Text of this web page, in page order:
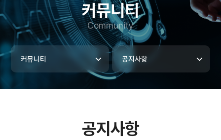
커뮤니티
Community
커뮤니티 공지사항
공지사항